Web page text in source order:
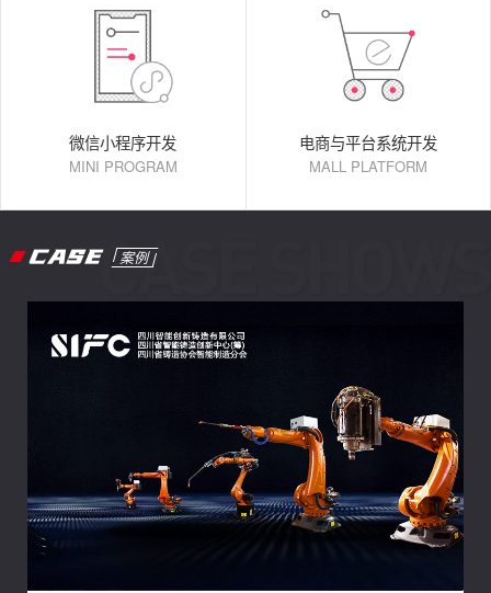
微信小程序开发
MINI PROGRAM
电商与平台系统开发
MALL PLATFORM
CASE 案例